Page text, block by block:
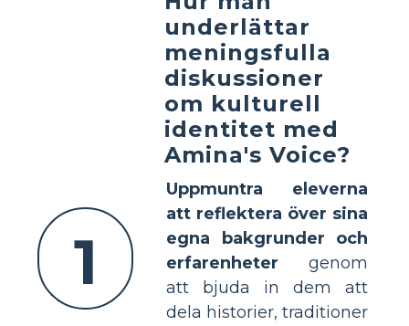
1
underlättar
meningsfulla
diskussioner
om kulturell
identitet med
Amina's Voice?
Uppmuntra eleverna
att reflektera över sina
egna bakgrunder och
erfarenheter genom
att bjuda in dem att
dela historier, traditioner